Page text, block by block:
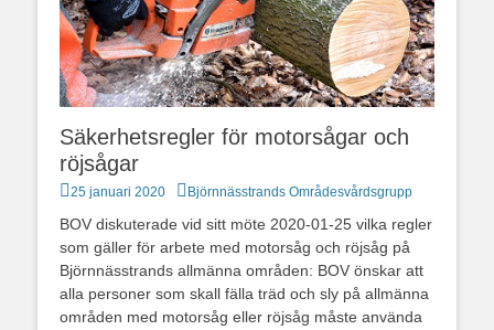
Säkerhetsregler för motorsågar och
röjsågar
Postades
25 januari 2020 Författare
Björnnässtrands Områdesvårdsgrupp
BOV diskuterade vid sitt möte 2020-01-25 vilka regler
som gäller för arbete med motorsåg och röjsåg på
Björnnässtrands allmänna områden: BOV önskar att
alla personer som skall fälla träd och sly på allmänna
områden med motorsåg eller röjsåg måste använda